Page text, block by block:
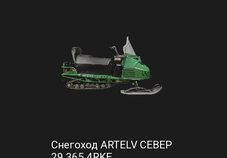
Снегоход ARTELV СЕВЕР